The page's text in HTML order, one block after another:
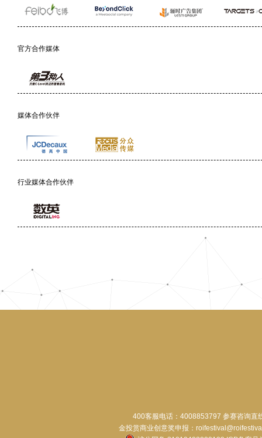
官方合作媒体
媒体合作伙伴
行业媒体合作伙伴
400客服电话：4008853797 参赛咨询
金投赏商业创意奖申报：